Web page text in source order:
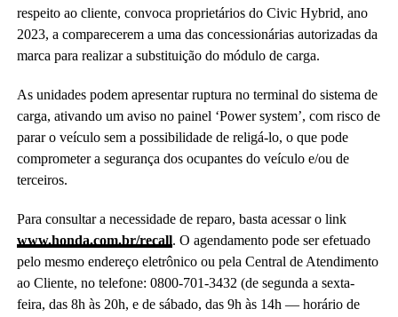
respeito ao cliente, convoca proprietários do Civic Hybrid, ano
2023, a comparecerem a uma das concessionárias autorizadas da
marca para realizar a substituição do módulo de carga.
As unidades podem apresentar ruptura no terminal do sistema de
carga, ativando um aviso no painel ‘Power system’, com risco de
parar o veículo sem a possibilidade de religá-lo, o que pode
comprometer a segurança dos ocupantes do veículo e/ou de
terceiros.
Para consultar a necessidade de reparo, basta acessar o link
www.honda.com.br/recall. O agendamento pode ser efetuado
pelo mesmo endereço eletrônico ou pela Central de Atendimento
ao Cliente, no telefone: 0800-701-3432 (de segunda a sexta-
feira, das 8h às 20h, e de sábado, das 9h às 14h ― horário de